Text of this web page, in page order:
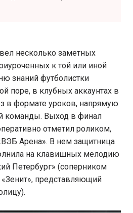
несколько заметных
к той или иной
знаний футболистки
поре, в клубных аккаунтах в
в формате уроков, напрямую
команды. Выход в финал
отметил роликом,
Арена». В нем защитница
на клавишных мелодию
Петербург» (соперником
представляющий